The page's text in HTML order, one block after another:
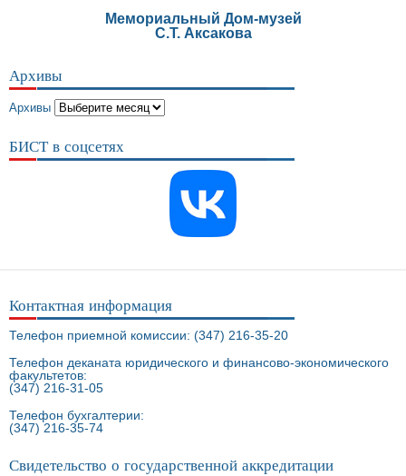
Мемориальный Дом-музей
С.Т. Аксакова
Архивы
Архивы
БИСТ в соцсетях
Контактная информация
Телефон приемной комиссии: (347) 216-35-20
Телефон деканата юридического и финансово-экономического
факультетов:
(347) 216-31-05
Телефон бухгалтерии:
(347) 216-35-74
Свидетельство о государственной аккредитации